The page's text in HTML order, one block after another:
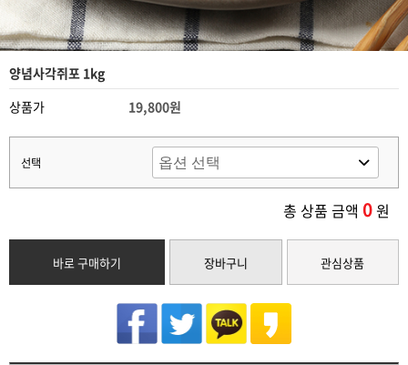
양념사각쥐포 1kg
상품가
19,800원
선택
총 상품 금액 0원
바로 구매하기 장바구니 관심상품